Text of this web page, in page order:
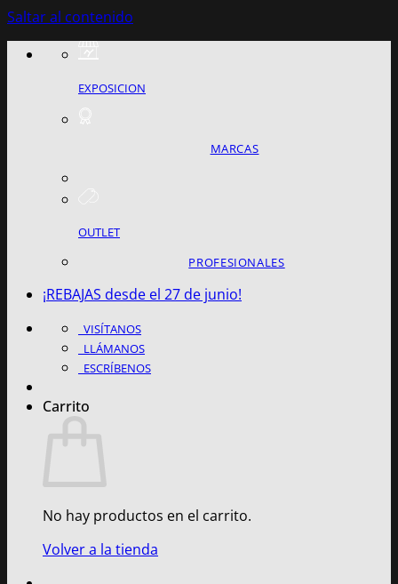
Saltar al contenido
EXPOSICION
MARCAS
OUTLET
PROFESIONALES
¡REBAJAS desde el 27 de junio!
VISÍTANOS
LLÁMANOS
ESCRÍBENOS
Carrito
No hay productos en el carrito.
Volver a la tienda